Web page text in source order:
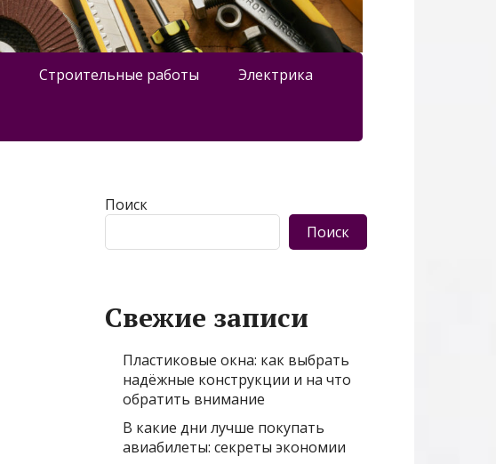
Строительные работы Электрика
Поиск
Поиск
Свежие записи
Пластиковые окна: как выбрать
надёжные конструкции и на что
обратить внимание
В какие дни лучше покупать
авиабилеты: секреты экономии